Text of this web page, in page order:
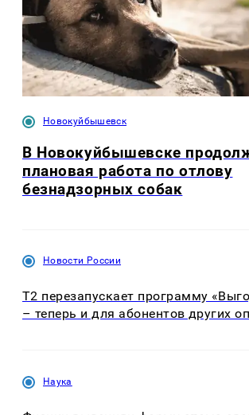
Новокуйбышевск
В Новокуйбышевске
плановая работа по отлову
безнадзорных собак
Новости России
Т2 перезапускает программу
– теперь и для абонентов других
Наука